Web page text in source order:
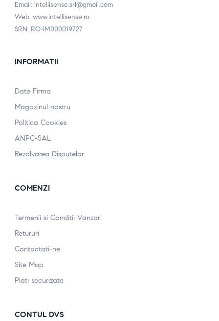
Email: intellisense.srl@gmail.com
Web: www.intellisense.ro
SRN: RO-IM000019727
INFORMATII
Date Firma
Magazinul nostru
Politica Cookies
ANPC-SAL
Rezolvarea Disputelor
COMENZI
Termenii si Conditii Vanzari
Retururi
Contactati-ne
Site Map
Plati securizate
CONTUL DVS